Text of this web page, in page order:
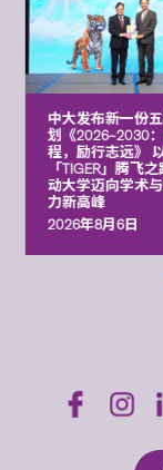
中大发布新一份
划《2026‒2030
程，励行志远》
「TIGER」腾飞
动大学迈向学术
力新高峰
2026年8月6日